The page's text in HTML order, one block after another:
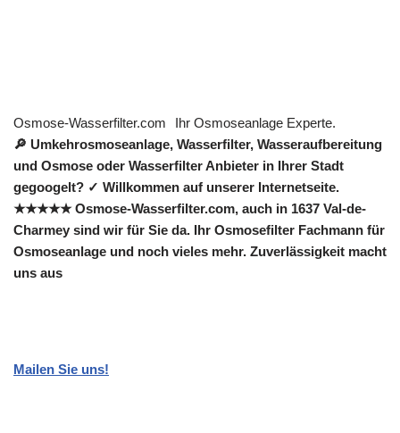
Osmose-Wasserfilter.com
Ihr Osmoseanlage Experte.
🔎 Umkehrosmoseanlage, Wasserfilter, Wasseraufbereitung
und Osmose oder Wasserfilter Anbieter in Ihrer Stadt
gegoogelt? ✓ Willkommen auf unserer Internetseite.
★★★★★ Osmose-Wasserfilter.com, auch in 1637 Val-de-
Charmey sind wir für Sie da. Ihr Osmosefilter Fachmann für
Osmoseanlage und noch vieles mehr. Zuverlässigkeit macht
uns aus
Mailen Sie uns!